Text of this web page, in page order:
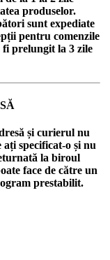
produselor.
sunt expediate
pentru comenzile
fi prelungit la 3 zile
și curierul nu
ați specificat-o și nu
la biroul
face de către un
prestabilit.